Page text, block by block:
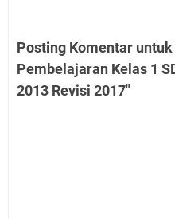
Posting Komentar
Pembelajaran Kelas 1
2013 Revisi 2017"